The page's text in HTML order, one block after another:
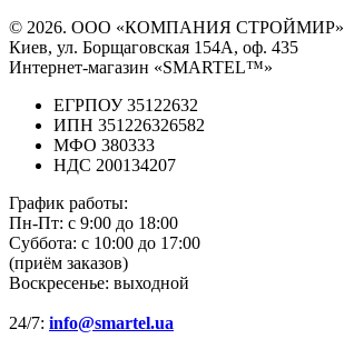
© 2026. ООО «КОМПАНИЯ СТРОЙМИР»
Киев, ул. Борщаговская 154А, оф. 435
Интернет-магазин «SMARTEL™»
ЕГРПОУ 35122632
ИПН 351226326582
МФО 380333
НДС 200134207
График работы:
Пн-Пт: с 9:00 до 18:00
Суббота: с 10:00 до 17:00
(приём заказов)
Воскресенье: выходной
24/7: info@smartel.ua